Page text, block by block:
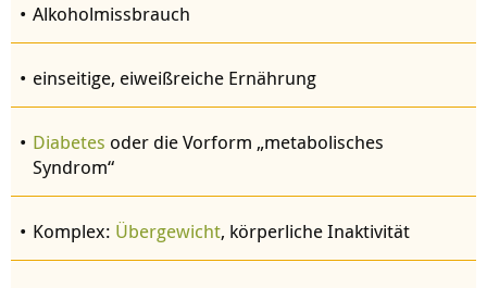
Alkoholmissbrauch
einseitige, eiweißreiche Ernährung
Diabetes oder die Vorform „metabolisches
Syndrom“
Komplex: Übergewicht, körperliche Inaktivität